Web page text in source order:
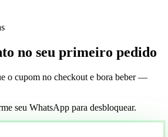
no seu primeiro pedido
o cupom no checkout e bora beber —
seu WhatsApp para desbloquear.